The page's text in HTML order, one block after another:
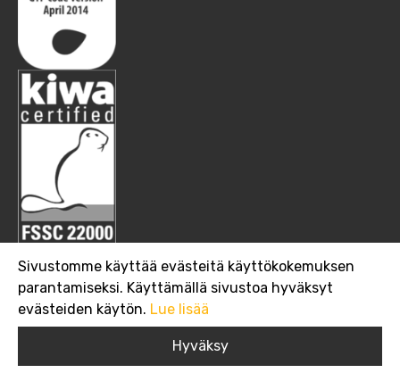
Copyright 2019 Suomen Viljava Oy
Sivustomme käyttää evästeitä käyttökokemuksen
parantamiseksi. Käyttämällä sivustoa hyväksyt
evästeiden käytön. Lue lisää
Hyväksy